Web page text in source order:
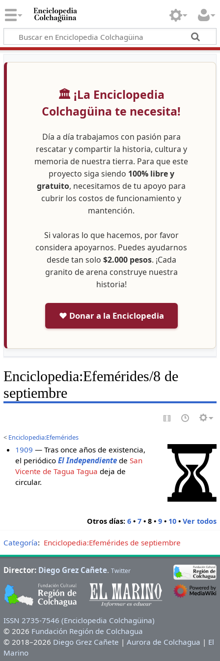
🏛️ ¡La Enciclopedia
Colchagüina te necesita!
Día a día trabajamos con pasión para
rescatar y compartir la historia, cultura y
memoria de nuestra tierra. Para que este
proyecto siga siendo 100% libre y
gratuito, necesitamos de tu apoyo para
cubrir los costos de funcionamiento y
mantención.
Si valoras lo que hacemos, por favor
considera apoyarnos. Puedes ayudarnos
desde tan solo $2.000 pesos. ¡Cada
granito de arena construye nuestra
historia!
❤️ Donar a la Enciclopedia
Enciclopedia:Efemérides/8 de
septiembre
< Enciclopedia:Efemérides
1909 — Tras once años de existencia,
el periódicoEl Independiente deSan
Vicente de Tagua Tagua deja de
circular.
Otros días:6 •7 •8 •9 • 10 •Ver todos
Categoría: Enciclopedia:Efemérides de septiembre
Director: Diego Grez Cañete. Twitter
ISSN 2735-7546 (Enciclopedia Colchagüina)
© 2026 Fundación Región de Colchagua
© 2018–2026 Diego Grez Cañete | Aurora de Colchagua | El
Marino